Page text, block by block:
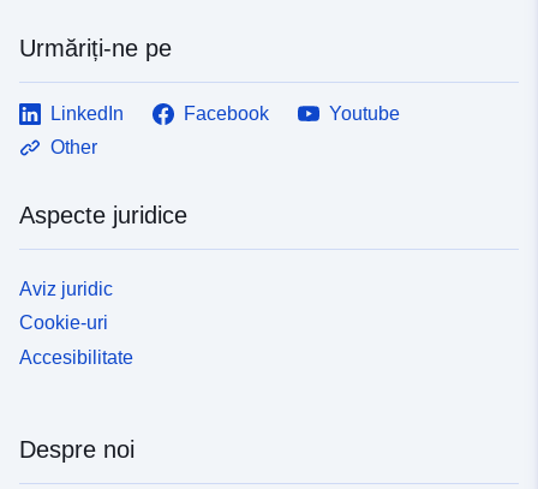
Urmăriți-ne pe
LinkedIn Facebook
Youtube
Other
Aspecte juridice
Aviz juridic
Cookie-uri
Accesibilitate
Despre noi